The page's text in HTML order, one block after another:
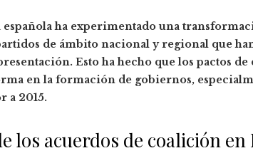
española ha experimentado una
de ámbito nacional y regional que
Esto ha hecho que los pactos
en la formación de gobiernos,
a 2015.
los acuerdos de coalición en